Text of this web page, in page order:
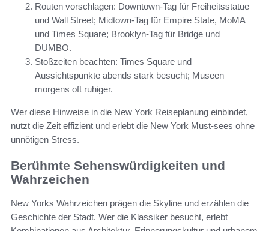
Routen vorschlagen: Downtown-Tag für Freiheitsstatue
und Wall Street; Midtown-Tag für Empire State, MoMA
und Times Square; Brooklyn-Tag für Bridge und
DUMBO.
Stoßzeiten beachten: Times Square und
Aussichtspunkte abends stark besucht; Museen
morgens oft ruhiger.
Wer diese Hinweise in die New York Reiseplanung einbindet,
nutzt die Zeit effizient und erlebt die New York Must-sees ohne
unnötigen Stress.
Berühmte Sehenswürdigkeiten und
Wahrzeichen
New Yorks Wahrzeichen prägen die Skyline und erzählen die
Geschichte der Stadt. Wer die Klassiker besucht, erlebt